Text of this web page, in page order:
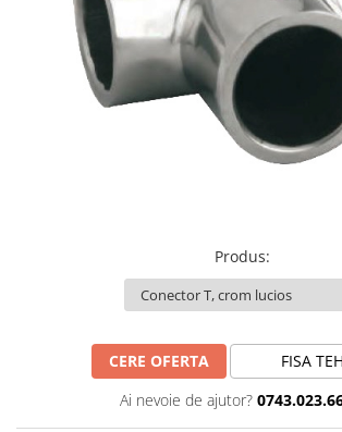
Produs:
CERE OFERTA
FISA
Ai nevoie de ajutor?